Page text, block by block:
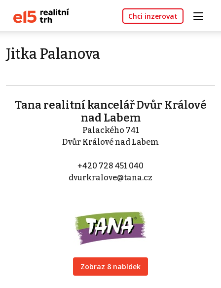
Chci inzerovat
Jitka Palanova
Tana realitní kancelář Dvůr Králové
nad Labem
Palackého 741
Dvůr Králové nad Labem
+420 728 451 040
dvurkralove@tana.cz
Zobraz 8 nabídek